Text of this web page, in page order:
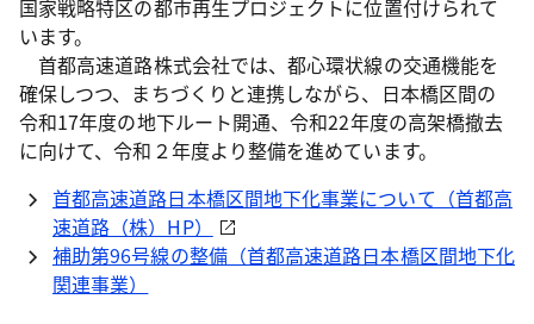
国家戦略特区の都市再生プロジェクトに位置付けられて
います。
首都高速道路株式会社では、都心環状線の交通機能を
確保しつつ、まちづくりと連携しながら、日本橋区間の
令和17年度の地下ルート開通、令和22年度の高架橋撤去
に向けて、令和２年度より整備を進めています。
首都高速道路日本橋区間地下化事業について（首都高
速道路（株）HP）
補助第96号線の整備（首都高速道路日本橋区間地下化
関連事業）